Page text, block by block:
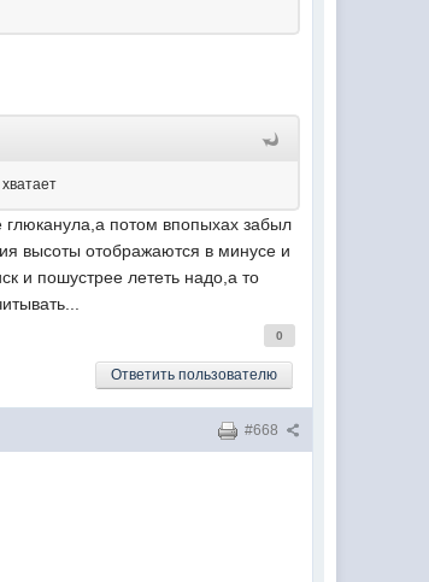
глюканула,а потом впопыхах забыл
высоты отображаются в минусе и
и пошустрее лететь надо,а то
0
Ответить пользователю
#668